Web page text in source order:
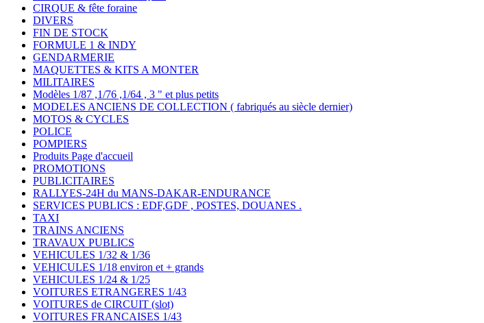
CIRQUE & fête foraine
DIVERS
FIN DE STOCK
FORMULE 1 & INDY
GENDARMERIE
MAQUETTES & KITS A MONTER
MILITAIRES
Modèles 1/87 ,1/76 ,1/64 , 3 " et plus petits
MODELES ANCIENS DE COLLECTION ( fabriqués au siècle dernier)
MOTOS & CYCLES
POLICE
POMPIERS
Produits Page d'accueil
PROMOTIONS
PUBLICITAIRES
RALLYES-24H du MANS-DAKAR-ENDURANCE
SERVICES PUBLICS : EDF,GDF , POSTES, DOUANES .
TAXI
TRAINS ANCIENS
TRAVAUX PUBLICS
VEHICULES 1/32 & 1/36
VEHICULES 1/18 environ et + grands
VEHICULES 1/24 & 1/25
VOITURES ETRANGERES 1/43
VOITURES de CIRCUIT (slot)
VOITURES FRANCAISES 1/43